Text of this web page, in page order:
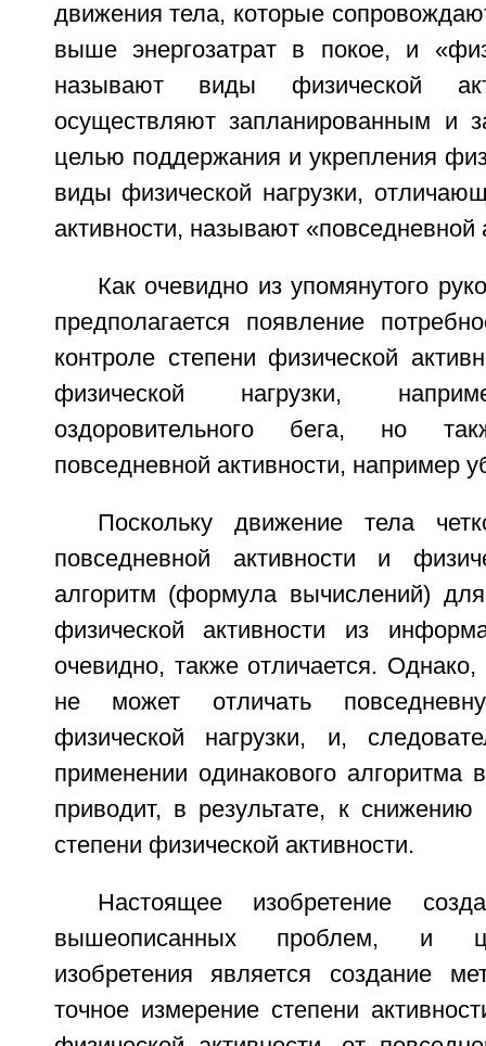
движения тела, которые
выше энергозатрат в покое, и
называют виды физической
осуществляют запланированным и
целью поддержания и укрепления
виды физической нагрузки,
активности, называют «повседневной
Как очевидно из упомянутого
предполагается появление
контроле степени физической
физической нагрузки,
оздоровительного бега, но
повседневной активности, например
Поскольку движение тела
повседневной активности и
алгоритм (формула вычислений)
физической активности из
очевидно, также отличается.
не может отличать
физической нагрузки, и,
применении одинакового алгоритма
приводит, в результате, к снижению
степени физической активности.
Настоящее изобретение
вышеописанных проблем, и
изобретения является создание
точное измерение степени